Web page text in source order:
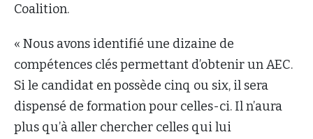
Coalition.
« Nous avons identifié une dizaine de
compétences clés permettant d’obtenir un AEC.
Si le candidat en possède cinq ou six, il sera
dispensé de formation pour celles-ci. Il n’aura
plus qu’à aller chercher celles qui lui